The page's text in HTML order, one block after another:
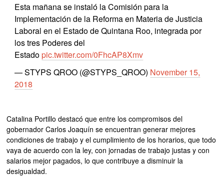
Esta mañana se instaló la Comisión para la
Implementación de la Reforma en Materia de Justicia
Laboral en el Estado de Quintana Roo, integrada por
los tres Poderes del
Estadopic.twitter.com/0FhcAP8Xmv
— STYPS QROO (@STYPS_QROO) November 15,
2018
Catalina Portillo destacó que entre los compromisos del
gobernador Carlos Joaquín se encuentran generar mejores
condiciones de trabajo y el cumplimiento de los horarios, que todo
vaya de acuerdo con la ley, con jornadas de trabajo justas y con
salarios mejor pagados, lo que contribuye a disminuir la
desigualdad.